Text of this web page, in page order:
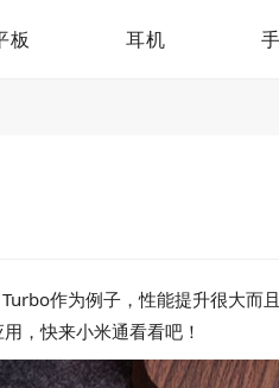
板 耳机
作为例子，性能提升很大而
，快来小米通看看吧！